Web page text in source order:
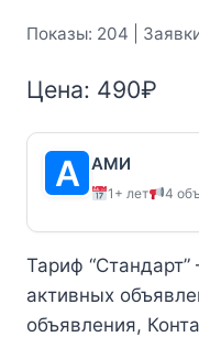
Показы: 204 |
Цена: 490₽
АМИ
1+ лет 4
Тариф
активных
объявления,